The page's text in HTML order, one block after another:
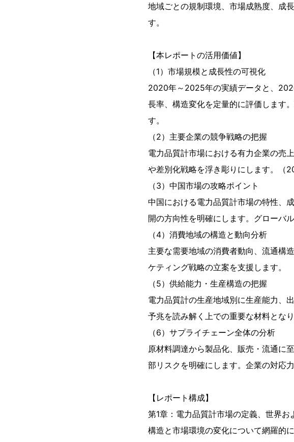
地域ごとの規制環境、市場成熟度、成
す。
【本レポートの活用価値】
（1）市場規模と成長性の可視化
2020年～2025年の実績データと、
長率、構造変化を定量的に評価します
す。
（2）主要企業の競争戦略の把握
電力品質計市場における有力企業の売
や差別化戦略を浮き彫りにします。（
（3）中国市場の攻略ポイント
中国における電力品質計市場の特性、
開の方向性を明確にします。グローバ
（4）消費地域の構造と動向分析
主要な需要地域の消費者動向、流通構
ケティング戦略の立案を支援します。
（5）供給能力・生産構造の把握
電力品質計の生産地域別に生産能力、
予兆を読み解く上での重要な材料となり
（6）サプライチェーン全体の分析
原材料調達から製品化、販売・流通に
部リスクを明確にします。企業の対応
【レポート構成】
第1章：電力品質計市場の定義、世界
構造と市場環境の変化について網羅的に